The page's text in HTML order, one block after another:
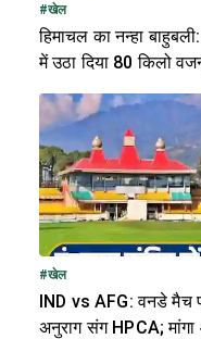
#खेल
हिमाचल का नन्हा
में उठा दिया 80 किलो
#खेल
IND vs AFG: वनडे मैच
अनुराग संग HPCA; मांगा